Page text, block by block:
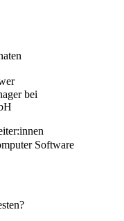
bei
Software